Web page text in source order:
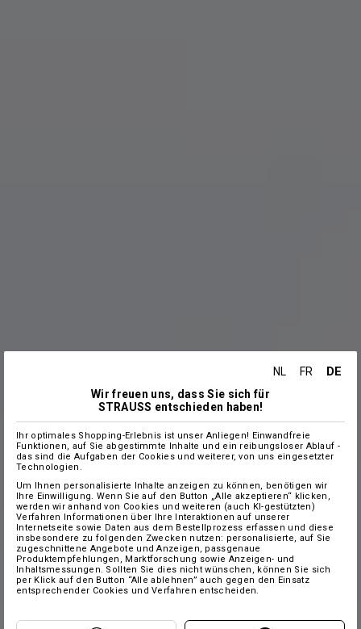
NL FR DE
Wir freuen uns, dass Sie sich für
STRAUSS entschieden haben!
Ihr optimales Shopping-Erlebnis ist unser Anliegen! Einwandfreie
Funktionen, auf Sie abgestimmte Inhalte und ein reibungsloser Ablauf -
das sind die Aufgaben der Cookies und weiterer, von uns eingesetzter
Technologien.
Um Ihnen personalisierte Inhalte anzeigen zu können, benötigen wir
Ihre Einwilligung. Wenn Sie auf den Button „Alle akzeptieren“ klicken,
werden wir anhand von Cookies und weiteren (auch KI-gestützten)
Verfahren Informationen über Ihre Interaktionen auf unserer
Internetseite sowie Daten aus dem Bestellprozess erfassen und diese
insbesondere zu folgenden Zwecken nutzen: personalisierte, auf Sie
zugeschnittene Angebote und Anzeigen, passgenaue
Produktempfehlungen, Marktforschung sowie Anzeigen- und
Inhaltsmessungen. Sollten Sie dies nicht wünschen, können Sie sich
per Klick auf den Button “Alle ablehnen” auch gegen den Einsatz
entsprechender Cookies und Verfahren entscheiden.